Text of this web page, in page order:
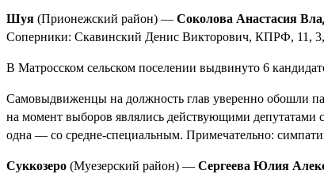
Шуя (Прионежский район) — Соколова Анастасия
Соперники: Скавинский Денис Викторович, КПРФ, 11,
В Матросском сельском поселении выдвинуто 6
Самовыдвиженцы на должность глав уверенно обошли
на момент выборов являлись действующими
одна — со средне-специальным. Примечательно:
Суккозеро (Муезерский район) — Сергеева Юлия